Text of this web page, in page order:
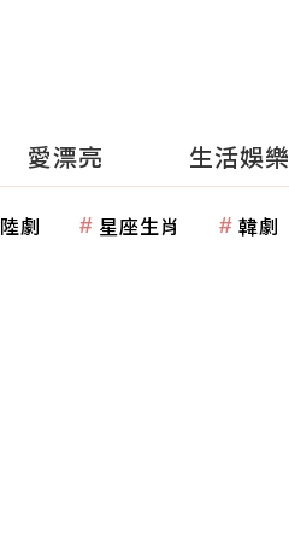
愛漂亮 生活娛樂
陸劇 星座生肖 韓劇